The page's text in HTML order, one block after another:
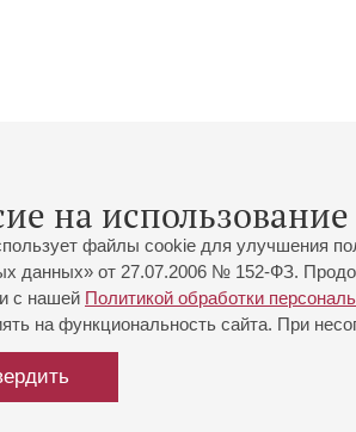
на
файлы cookie для улучшения
данных» от 27.07.2006 № 152-ФЗ.
с нашей Политикой обработки
на функциональность сайта. При